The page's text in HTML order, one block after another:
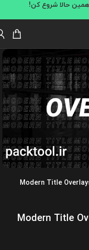
حالا شروع کن!